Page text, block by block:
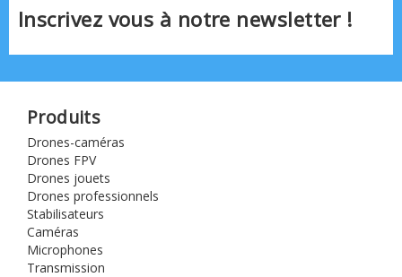
Inscrivez vous à notre newsletter !
Produits
Drones-caméras
Drones FPV
Drones jouets
Drones professionnels
Stabilisateurs
Caméras
Microphones
Transmission